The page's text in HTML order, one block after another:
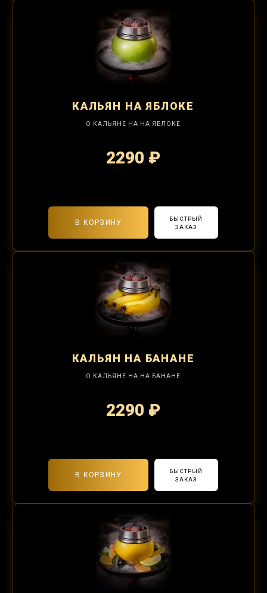
КАЛЬЯН НА ЯБЛОКЕ
О КАЛЬЯНЕ НА НА ЯБЛОКЕ
2290 ₽
В КОРЗИНУ
БЫСТРЫЙ
ЗАКАЗ
КАЛЬЯН НА БАНАНЕ
О КАЛЬЯНЕ НА НА БАНАНЕ
2290 ₽
В КОРЗИНУ
БЫСТРЫЙ
ЗАКАЗ